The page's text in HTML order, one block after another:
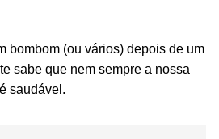
bombom (ou vários) depois de um
sabe que nem sempre a nossa
saudável.